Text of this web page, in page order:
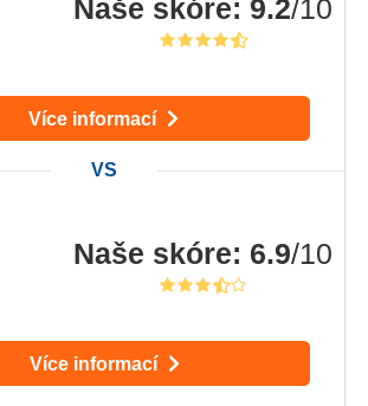
Naše skóre: 9.2/10
Více informací
Naše skóre: 6.9/10
Více informací